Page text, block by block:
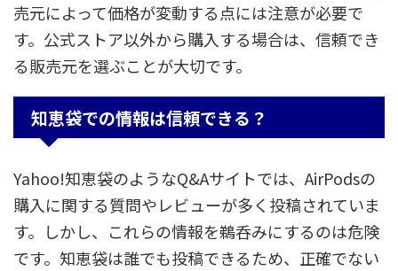
売元によって価格が変動する点には注意が必要で
す。公式ストア以外から購入する場合は、信頼でき
る販売元を選ぶことが大切です。
知恵袋での情報は信頼できる？
Yahoo!知恵袋のようなQ&Aサイトでは、AirPodsの
購入に関する質問やレビューが多く投稿されていま
す。しかし、これらの情報を鵜呑みにするのは危険
です。知恵袋は誰でも投稿できるため、正確でない